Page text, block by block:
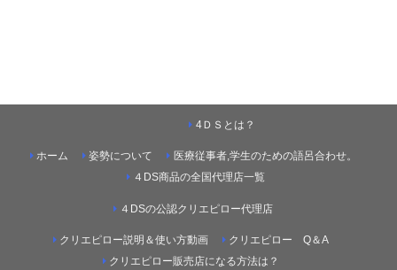
ホーム
4ＤＳとは？
姿勢について
医療従事者,学生のための語呂合わせ。
４DS商品の全国代理店一覧
４DSの公認クリエピロー代理店
クリエピロー説明＆使い方動画
クリエピロー Q＆A
クリエピロー販売店になる方法は？